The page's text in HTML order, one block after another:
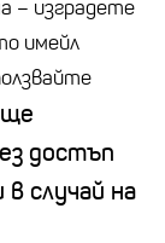
– изградете
имейл
ще
достъп
случай на